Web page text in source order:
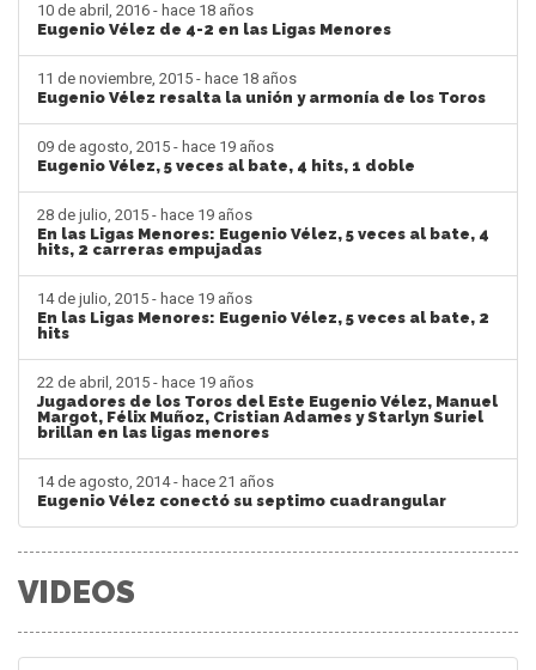
10 de abril, 2016 - hace 18 años
Eugenio Vélez de 4-2 en las Ligas Menores
11 de noviembre, 2015 - hace 18 años
Eugenio Vélez resalta la unión y armonía de los Toros
09 de agosto, 2015 - hace 19 años
Eugenio Vélez, 5 veces al bate, 4 hits, 1 doble
28 de julio, 2015 - hace 19 años
En las Ligas Menores: Eugenio Vélez, 5 veces al bate, 4
hits, 2 carreras empujadas
14 de julio, 2015 - hace 19 años
En las Ligas Menores: Eugenio Vélez, 5 veces al bate, 2
hits
22 de abril, 2015 - hace 19 años
Jugadores de los Toros del Este Eugenio Vélez, Manuel
Margot, Félix Muñoz, Cristian Adames y Starlyn Suriel
brillan en las ligas menores
14 de agosto, 2014 - hace 21 años
Eugenio Vélez conectó su septimo cuadrangular
VIDEOS